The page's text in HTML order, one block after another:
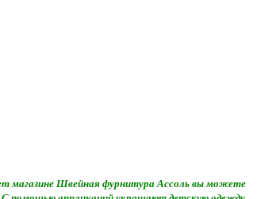
магазине Швейная фурнитура Ассоль вы можете